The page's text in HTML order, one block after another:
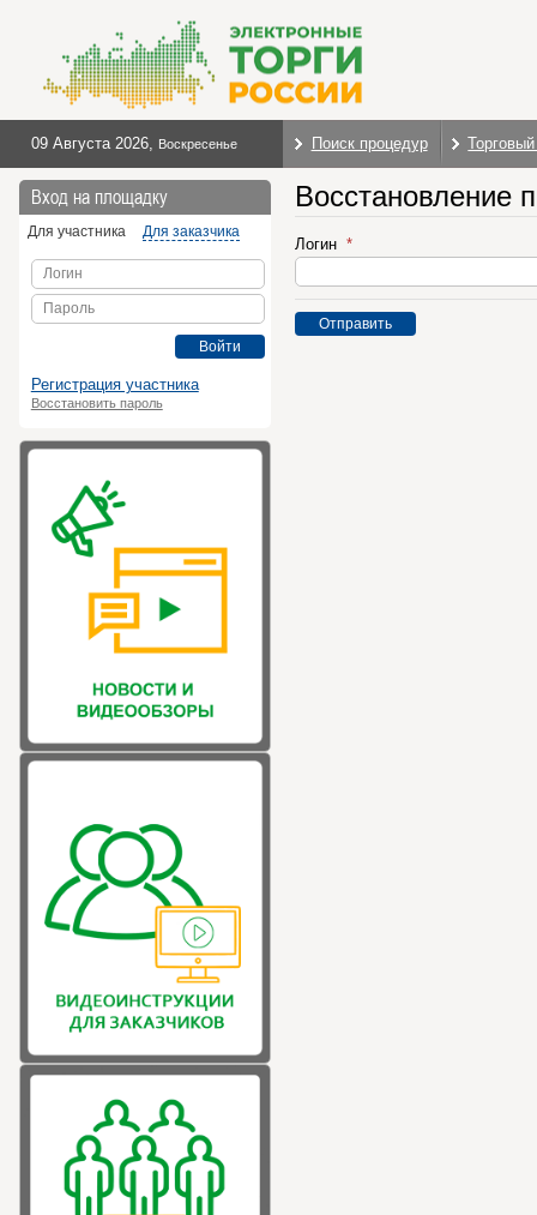
09 Августа 2026, Воскресенье Поиск процедур
Вход на площадку
Для участника Для заказчика
Логин
Пароль
Войти
Регистрация участника
Восстановить пароль
Восстановление
Логин
Отправить